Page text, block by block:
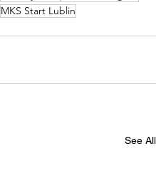
MKS Start Lublin
See All